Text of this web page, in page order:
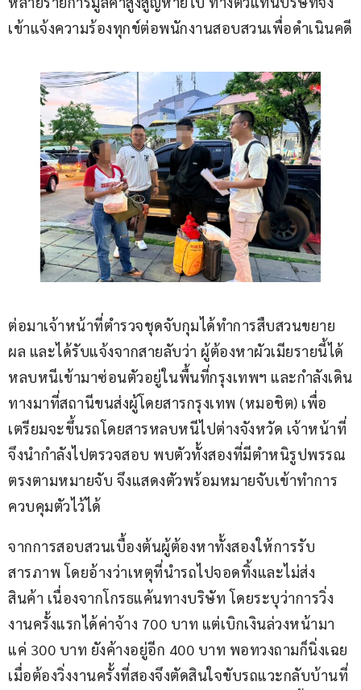
เข้าแจ้งความร้องทุกข์ต่อพนักงานสอบสวนเพื่อดำเนินคดี
ต่อมาเจ้าหน้าที่ตำรวจชุดจับกุมได้ทำการสืบสวนขยาย
ผล และได้รับแจ้งจากสายลับว่า ผู้ต้องหาผัวเมียรายนี้ได้
หลบหนีเข้ามาซ่อนตัวอยู่ในพื้นที่กรุงเทพฯ และกำลังเดิน
ทางมาที่สถานีขนส่งผู้โดยสารกรุงเทพ (หมอชิต) เพื่อ
เตรียมจะขึ้นรถโดยสารหลบหนีไปต่างจังหวัด เจ้าหน้าที่
จึงนำกำลังไปตรวจสอบ พบตัวทั้งสองที่มีตำหนิรูปพรรณ
ตรงตามหมายจับ จึงแสดงตัวพร้อมหมายจับเข้าทำการ
ควบคุมตัวไว้ได้
จากการสอบสวนเบื้องต้นผู้ต้องหาทั้งสองให้การรับ
สารภาพ โดยอ้างว่าเหตุที่นำรถไปจอดทิ้งและไม่ส่ง
สินค้า เนื่องจากโกรธแค้นทางบริษัท โดยระบุว่าการวิ่ง
งานครั้งแรกได้ค่าจ้าง 700 บาท แต่เบิกเงินล่วงหน้ามา
แค่ 300 บาท ยังค้างอยู่อีก 400 บาท พอทวงถามก็นิ่งเฉย
เมื่อต้องวิ่งงานครั้งที่สองจึงตัดสินใจขับรถแวะกลับบ้านที่